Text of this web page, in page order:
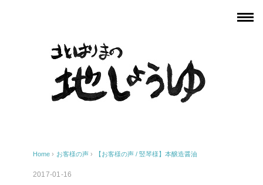
Home › お客様の声 › 【お客様の声 / 竪琴様】本醸造醤油
2017-01-16